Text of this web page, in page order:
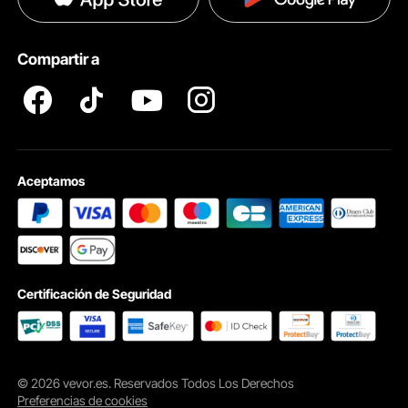
Profesionales
Compartir a
Aceptamos
Certificación de Seguridad
© 2026 vevor.es. Reservados Todos Los Derechos
Preferencias de cookies